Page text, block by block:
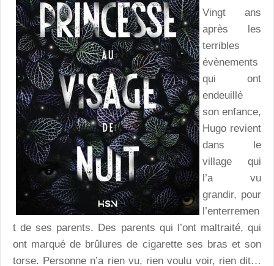
Vingt ans
après les
terribles
évènements
qui ont
endeuillé
son enfance,
Hugo revient
dans le
village qui
l’a vu
grandir, pour
l’enterremen
t de ses parents. Des parents qui l’ont maltraité, qui
ont marqué de brûlures de cigarette ses bras et son
torse. Personne n’a rien vu, rien voulu voir, rien dit…